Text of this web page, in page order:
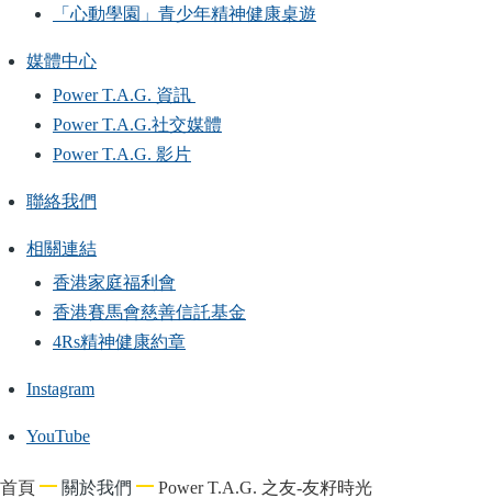
「心動學園」青少年精神健康桌遊
媒體中心
Power T.A.G. 資訊
Power T.A.G.社交媒體
Power T.A.G. 影片
聯絡我們
相關連結
香港家庭福利會
香港賽馬會慈善信託基金
4Rs精神健康約章
Instagram
YouTube
導
首頁 關於我們 Power T.A.G. 之友-友籽時光